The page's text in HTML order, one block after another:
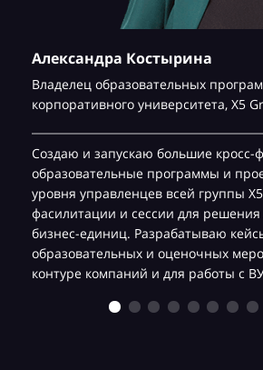
Александра Костырина
Владелец образовательных
корпоративного университета, Х5
Создаю и запускаю большие кросс-
образовательные программы и
уровня управленцев всей группы
фасилитации и сессии для решения
бизнес-единиц. Разрабатываю
образовательных и оценочных
контуре компаний и для работы с